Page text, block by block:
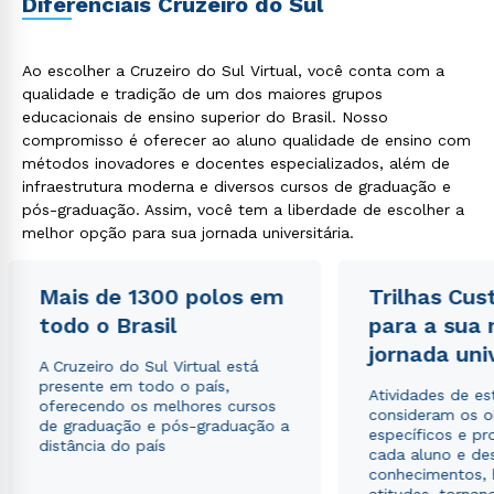
Ao escolher a Cruzeiro do Sul Virtual, você conta com a
qualidade e tradição de um dos maiores grupos
educacionais de ensino superior do Brasil. Nosso
compromisso é oferecer ao aluno qualidade de ensino com
métodos inovadores e docentes especializados, além de
infraestrutura moderna e diversos cursos de graduação e
pós-graduação. Assim, você tem a liberdade de escolher a
melhor opção para sua jornada universitária.
Mais de 1300 polos em
todo o Brasil
A Cruzeiro do Sul Virtual está
presente em todo o país,
oferecendo os melhores cursos
de graduação e pós-graduação a
distância do país
Trilhas
para a sua
jornada
Atividades de
consideram os
específicos e
cada aluno e
conhecimentos,
Rápido e fácil
WhatsApp
ou
Estou de acordo com a Política de Privacidade.e
autorizo que meus dados sejam utilizados para o
envio de conteúdos da Cruzeiro do Sul.